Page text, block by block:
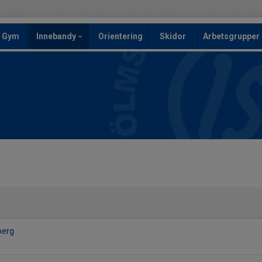
Gym Innebandy Orientering Skidor Arbetsgrupper